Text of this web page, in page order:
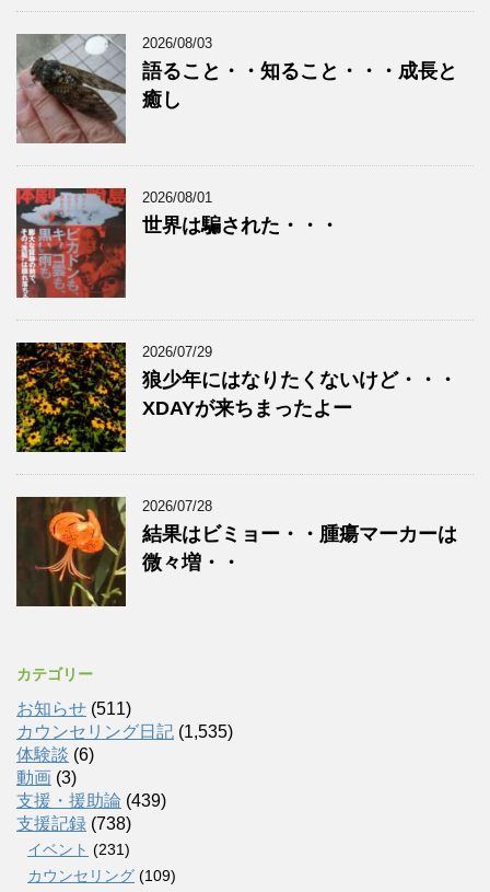
2026/08/03
語ること・・知ること・・・成長と
癒し
2026/08/01
世界は騙された・・・
2026/07/29
狼少年にはなりたくないけど・・・
XDAYが来ちまったよー
2026/07/28
結果はビミョー・・腫瘍マーカーは
微々増・・
カテゴリー
お知らせ (511)
カウンセリング日記 (1,535)
体験談 (6)
動画 (3)
支援・援助論 (439)
支援記録 (738)
イベント (231)
カウンセリング (109)